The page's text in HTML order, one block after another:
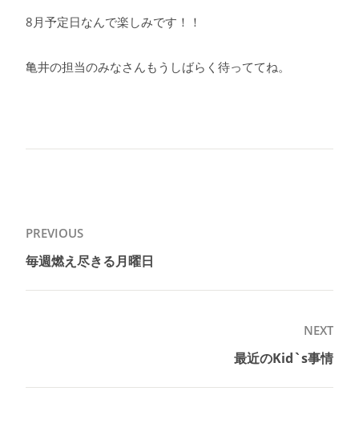
8月予定日なんで楽しみです！！
亀井の担当のみなさんもうしばらく待っててね。
投
稿
PREVIOUS
Previous
毎週燃え尽きる月曜日
NEXT
post:
最近のKid`s事情